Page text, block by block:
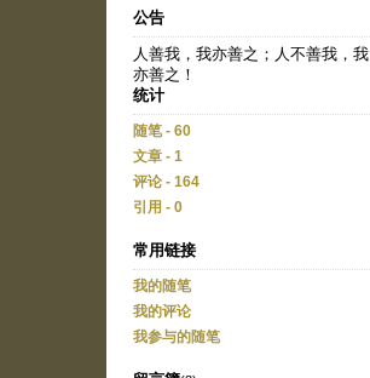
公告
人善我，我亦善之；人不善我，我
亦善之！
统计
随笔 - 60
文章 - 1
评论 - 164
引用 - 0
常用链接
我的随笔
我的评论
我参与的随笔